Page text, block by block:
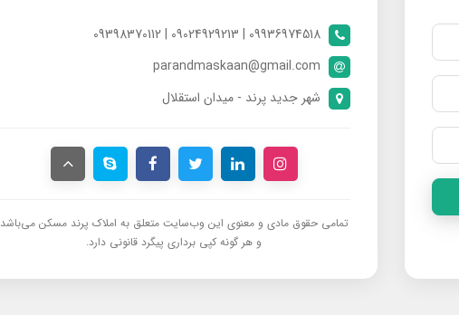
09936974518 | 09024929213 | 09398370112
parandmaskaan@gmail.com
شهر جدید پرند - میدان استقلال
تمامی حقوق مادی و معنوی این وب‌سایت متعلق به املاک پرند مسکن می‌باشد
و هر گونه کپی برداری پیگرد قانونی دارد.